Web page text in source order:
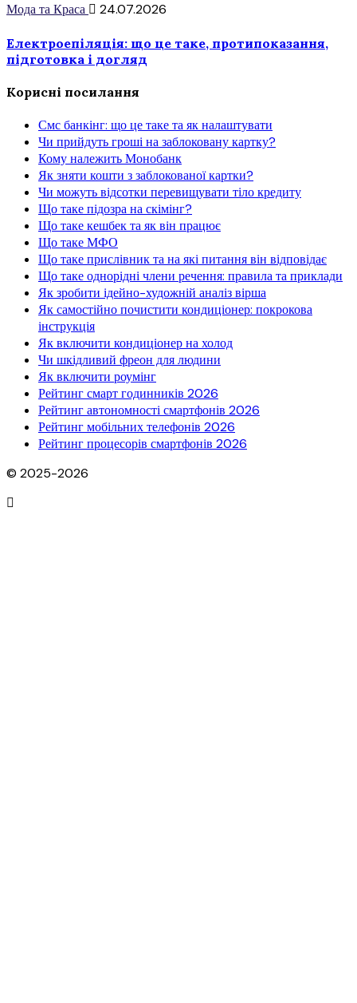
Мода та Краса 24.07.2026
Електроепіляція: що це таке, протипоказання,
підготовка і догляд
Корисні посилання
Смс банкінг: що це таке та як налаштувати
Чи прийдуть гроші на заблоковану картку?
Кому належить Монобанк
Як зняти кошти з заблокованої картки?
Чи можуть відсотки перевищувати тіло кредиту
Що таке підозра на скімінг?
Що таке кешбек та як він працює
Що таке МФО
Що таке прислівник та на які питання він відповідає
Що таке однорідні члени речення: правила та приклади
Як зробити ідейно-художній аналіз вірша
Як самостійно почистити кондиціонер: покрокова
інструкція
Як включити кондиціонер на холод
Чи шкідливий фреон для людини
Як включити роумінг
Рейтинг смарт годинників 2026
Рейтинг автономності смартфонів 2026
Рейтинг мобільних телефонів 2026
Рейтинг процесорів смартфонів 2026
© 2025-2026